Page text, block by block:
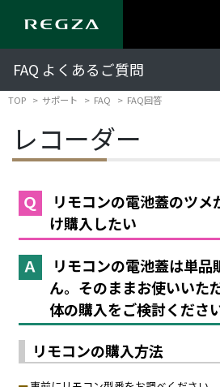
FAQ よくあるご質問
TOP サポート FAQ FAQ回答
レコーダー